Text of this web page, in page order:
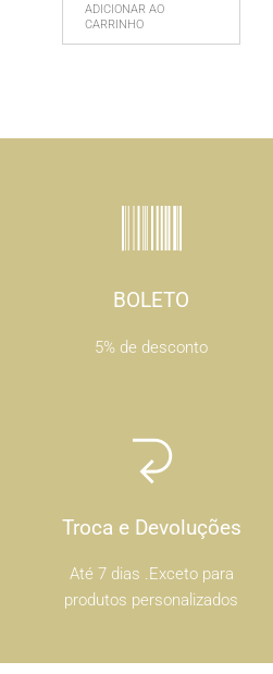
ADICIONAR AO
CARRINHO
BOLETO
5% de desconto
Troca e Devoluções
Até 7 dias .Exceto para
produtos personalizados